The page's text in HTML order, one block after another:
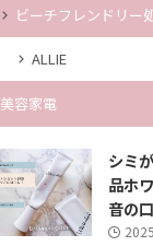
ビーチフレンドリー
ALLIE
美容家電
シミ
品ホ
音の